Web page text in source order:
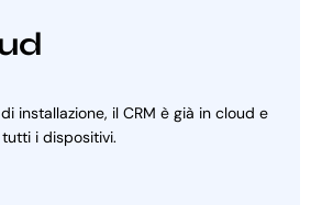
installazione, il CRM è già in cloud e
i dispositivi.